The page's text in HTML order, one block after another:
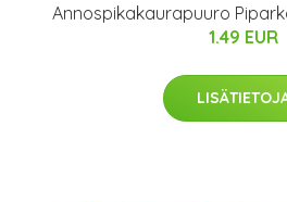
Annospikakaurapuuro
1.49 EUR